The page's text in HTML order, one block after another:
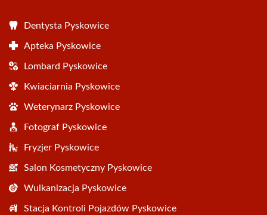
Dentysta Pyskowice
Apteka Pyskowice
Lombard Pyskowice
Kwiaciarnia Pyskowice
Weterynarz Pyskowice
Fotograf Pyskowice
Fryzjer Pyskowice
Salon Kosmetyczny Pyskowice
Wulkanizacja Pyskowice
Stacja Kontroli Pojazdów Pyskowice